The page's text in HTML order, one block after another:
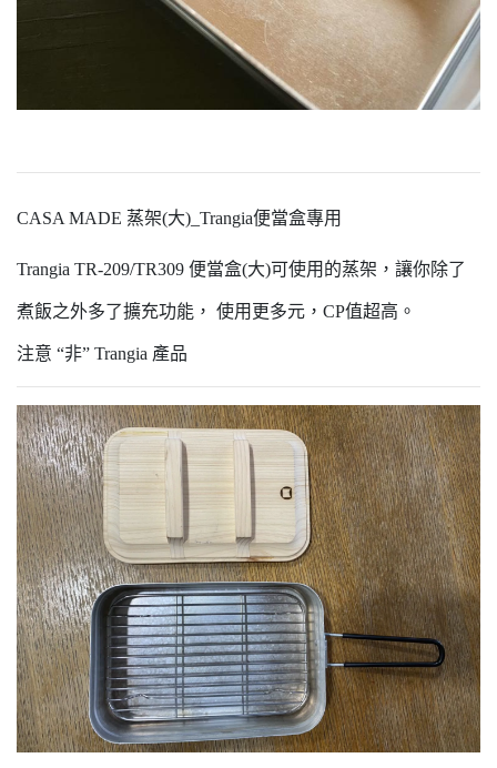
CASA MADE 蒸架(大)_Trangia便當盒專用
Trangia TR-209/TR309 便當盒(大)可使用的蒸架，讓你除了
煮飯之外多了擴充功能， 使用更多元，CP值超高。
注意 “非” Trangia 產品